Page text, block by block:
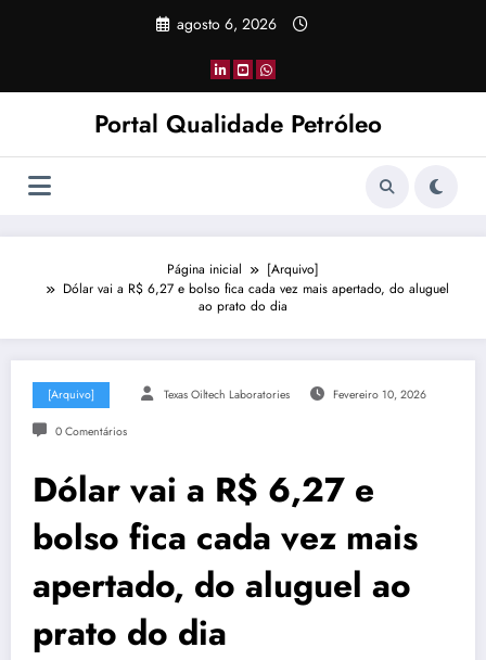
agosto 6, 2026
Portal Qualidade Petróleo
Página inicial
[Arquivo]
Dólar vai a R$ 6,27 e bolso fica cada vez mais apertado, do aluguel
ao prato do dia
[Arquivo] Texas Oiltech Laboratories Fevereiro 10, 2026
0 Comentários
Dólar vai a R$ 6,27 e
bolso fica cada vez mais
apertado, do aluguel ao
prato do dia